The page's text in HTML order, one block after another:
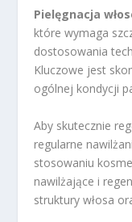
Pielęgnacja
które wymaga
dostosowania
Kluczowe jest
ogólnej kondycji
Aby skutecznie
regularne
stosowaniu
nawilżające i
struktury włosa